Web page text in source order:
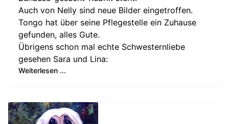
Auch von Nelly sind neue Bilder eingetroffen.
Tongo hat über seine Pflegestelle ein Zuhause
gefunden, alles Gute.
Übrigens schon mal echte Schwesternliebe
gesehen Sara und Lina:
Weiterlesen ...